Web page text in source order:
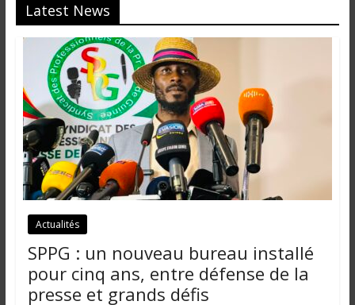
Latest News
Actualités
SPPG : un nouveau bureau installé
pour cinq ans, entre défense de la
presse et grands défis